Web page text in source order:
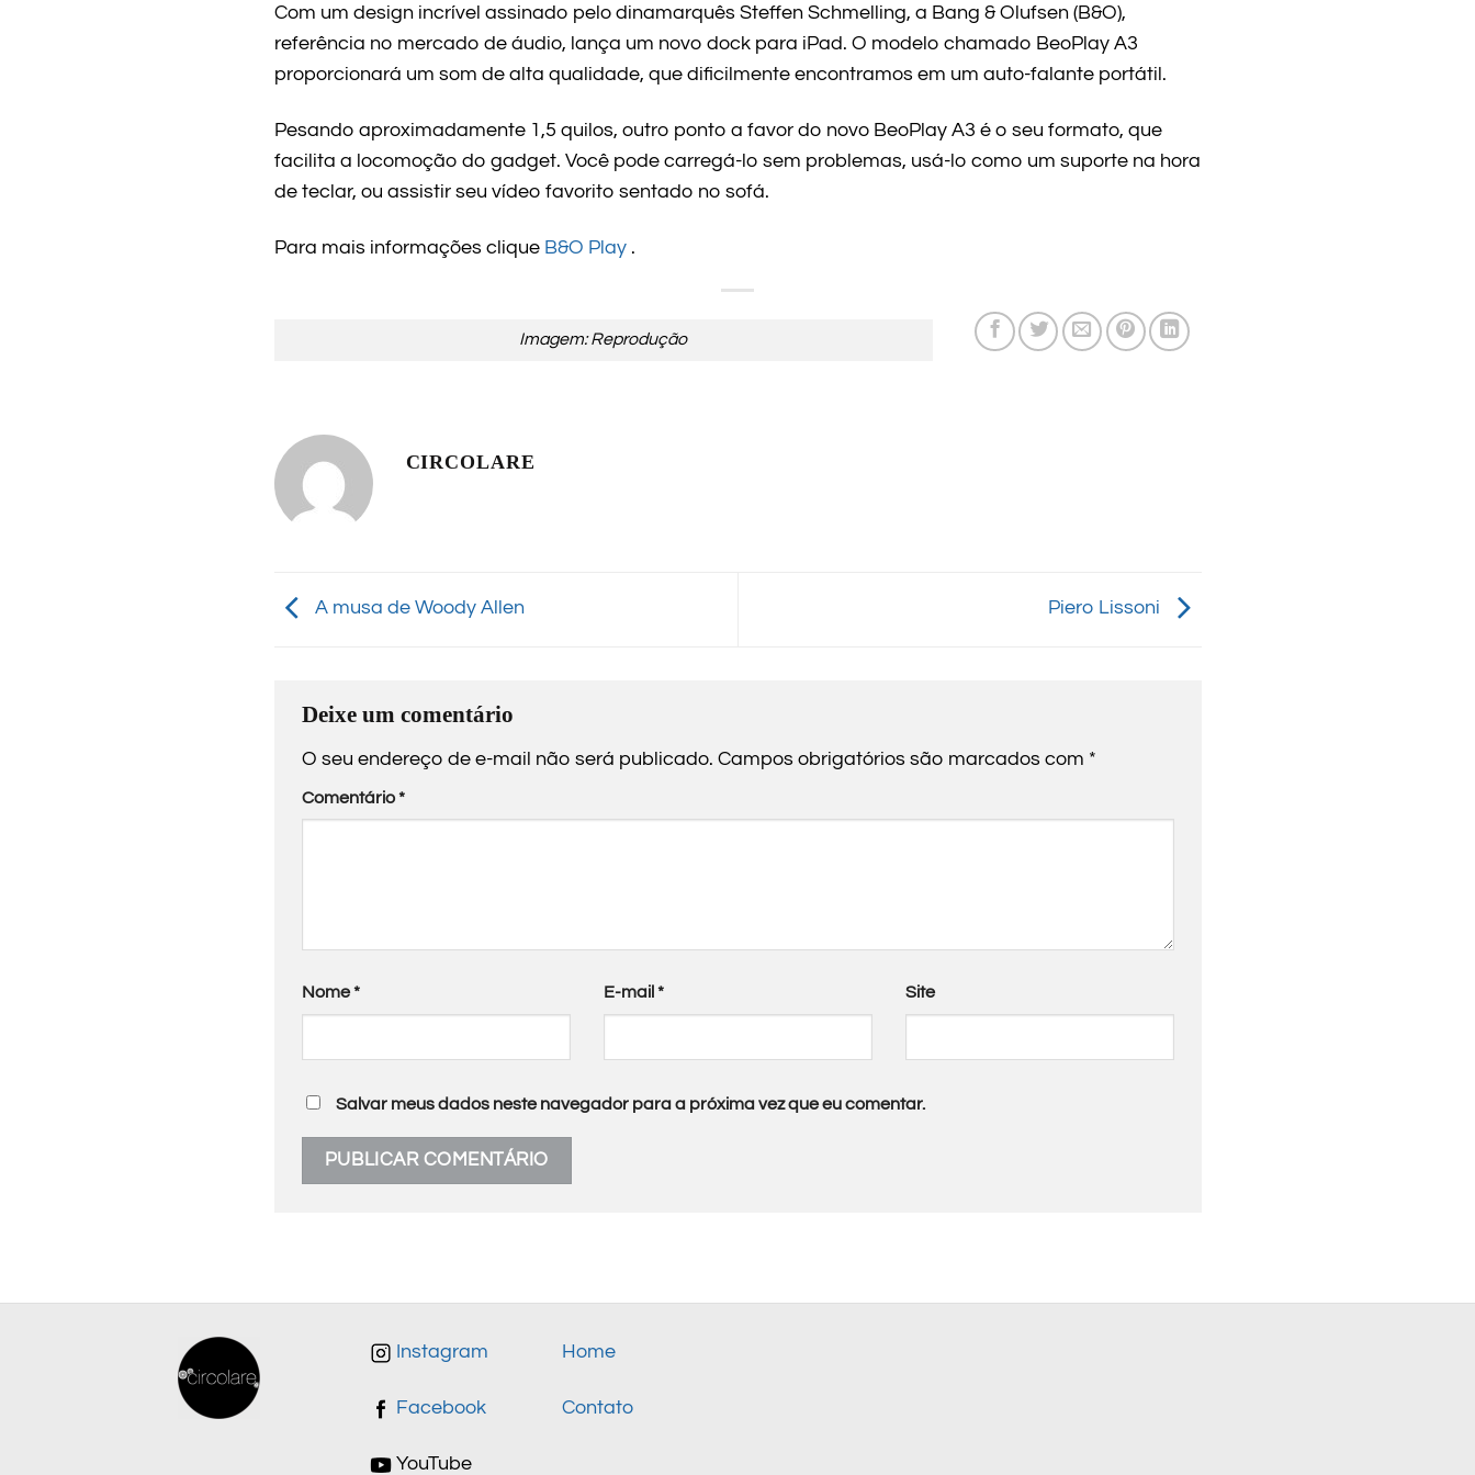
Com um design incrível assinado pelo dinamarquês Steffen Schmelling, a Bang & Olufsen (B&O),
referência no mercado de áudio, lança um novo dock para iPad. O modelo chamado BeoPlay A3
proporcionará um som de alta qualidade, que dificilmente encontramos em um auto-falante portátil.
Pesando aproximadamente 1,5 quilos, outro ponto a favor do novo BeoPlay A3 é o seu formato, que
facilita a locomoção do gadget. Você pode carregá-lo sem problemas, usá-lo como um suporte na hora
de teclar, ou assistir seu vídeo favorito sentado no sofá.
Para mais informações clique B&O Play.
Imagem: Reprodução
CIRCOLARE
A musa de Woody Allen Piero Lissoni
Deixe um comentário
O seu endereço de e-mail não será publicado. Campos obrigatórios são marcados com *
Comentário*
Nome* E-mail * Site
Salvar meus dados neste navegador para a próxima vez que eu comentar.
Instagram
Facebook
YouTube
Home
Contato